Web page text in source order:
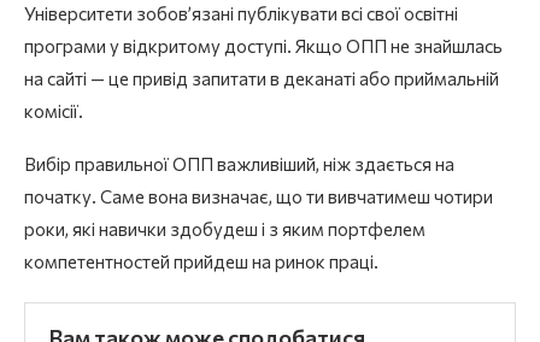
Університети зобов’язані публікувати всі свої освітні
програми у відкритому доступі. Якщо ОПП не знайшлась
на сайті — це привід запитати в деканаті або приймальній
комісії.
Вибір правильної ОПП важливіший, ніж здається на
початку. Саме вона визначає, що ти вивчатимеш чотири
роки, які навички здобудеш і з яким портфелем
компетентностей прийдеш на ринок праці.